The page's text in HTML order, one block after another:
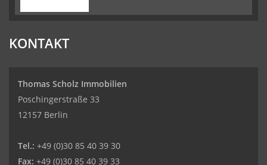
KONTAKT
Thomas Scholz Immobilien
Poschingerstraße 33
12157 Berlin
Tel.: +49 (0)30 85 40 39 30
Fax: +49 (0)30 85 40 39 33